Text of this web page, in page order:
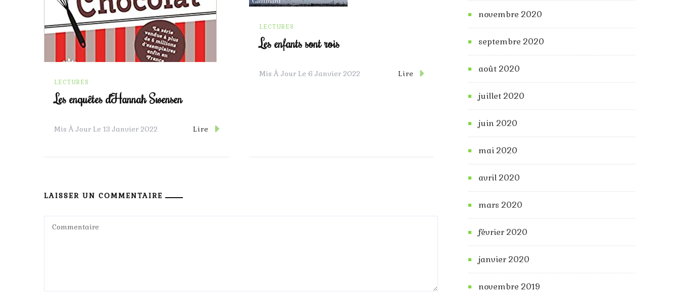
LECTURES
Les enquêtes d’Hannah Swensen
Mis À Jour Le 13 Janvier 2022 Lire
LECTURES
Les enfants sont rois
Mis À Jour Le 6 Janvier 2022 Lire
LAISSER UN COMMENTAIRE
novembre 2020
septembre 2020
août 2020
juillet 2020
juin 2020
mai 2020
avril 2020
mars 2020
février 2020
janvier 2020
novembre 2019